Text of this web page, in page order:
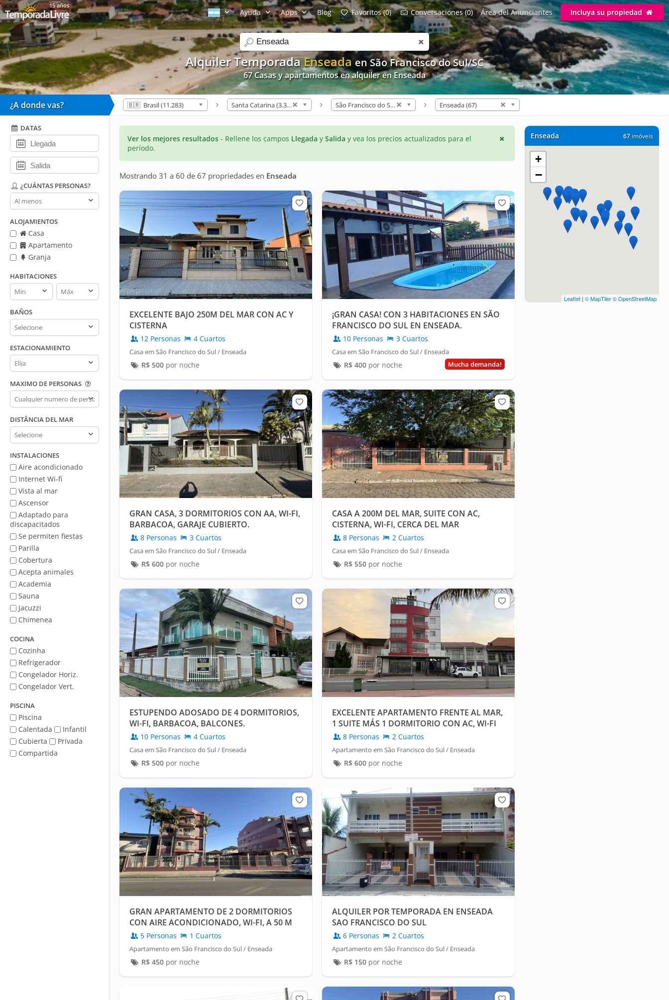
Alquiler TemporadaEnseada en São Francisco do Sul/SC
67 Casas y apartamentos en alquiler en Enseada
search
15 años
Ayuda Apps Blog Favoritos (0) Conversaciones (0) Área del Anunciantes Incluya su propiedad
¿A donde vas? 🇧🇷 Brasil (11.283) Santa Catarina (3.307) São Francisco do Sul (127) Enseada (67)
DATAS
¿CUÁNTAS PERSONAS?
¿Cuántas
personas?
ALOJAMIENTOS
Casa
Apartamento
Granja
HABITACIONES
Habitaciones
min
Habitaciones
max
BAÑOS
Baños
ESTACIONAMIENTO
Estacionamiento
MAXIMO DE PERSONAS
Maximo
de
personas
DISTÂNCIA DEL MAR
Distância
del
mar
INSTALACIONES
Aire acondicionado
Internet Wi-fi
Vista al mar
Ascensor
Adaptado para
discapacitados
Se permiten fiestas
Parilla
Cobertura
Acepta animales
Academia
Sauna
Jacuzzi
Chimenea
COCINA
Cozinha
Refrigerador
Congelador Horiz.
Congelador Vert.
PISCINA
Piscina
Calentada
Infantil
Cubierta
Privada
Compartida
67imóveis
Enseada
+
−
Leaflet | © MapTiler© OpenStreetMap
Ver los mejores resultados - Rellene los campos Llegada y Salida y vea los precios actualizados para el
período.
Mostrando 31 a 60 de 67 propriedades en Enseada
EXCELENTE BAJO 250M DEL MAR CON AC Y
CISTERNA
12 Personas 4 Cuartos
Casa em São Francisco do Sul / Enseada
R$ 500por noche
¡GRAN CASA! CON 3 HABITACIONES EN SÃO
FRANCISCO DO SUL EN ENSEADA.
10 Personas 3 Cuartos
Casa em São Francisco do Sul / Enseada
Mucha demanda!
R$ 400por noche
GRAN CASA, 3 DORMITORIOS CON AA, WI-FI,
BARBACOA, GARAJE CUBIERTO.
8 Personas 3 Cuartos
Casa em São Francisco do Sul / Enseada
R$ 600por noche
CASA A 200M DEL MAR, SUITE CON AC,
CISTERNA, WI-FI, CERCA DEL MAR
8 Personas 2 Cuartos
Casa em São Francisco do Sul / Enseada
R$ 550por noche
ESTUPENDO ADOSADO DE 4 DORMITORIOS,
WI-FI, BARBACOA, BALCONES.
10 Personas 4 Cuartos
Casa em São Francisco do Sul / Enseada
R$ 500por noche
EXCELENTE APARTAMENTO FRENTE AL MAR,
1 SUITE MÁS 1 DORMITORIO CON AC, WI-FI
8 Personas 2 Cuartos
Apartamento em São Francisco do Sul / Enseada
R$ 600por noche
GRAN APARTAMENTO DE 2 DORMITORIOS
CON AIRE ACONDICIONADO, WI-FI, A 50 M
DEL MAR, GARAJE.
5 Personas 1 Cuartos
Apartamento em São Francisco do Sul / Enseada
R$ 450por noche
ALQUILER POR TEMPORADA EN ENSEADA
SAO FRANCISCO DO SUL
6 Personas 2 Cuartos
Apartamento em São Francisco do Sul / Enseada
R$ 150por noche